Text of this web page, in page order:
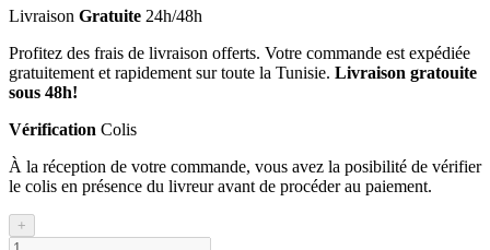
Livraison Gratuite 24h/48h
Profitez des frais de livraison offerts. Votre commande est expédiée
gratuitement et rapidement sur toute la Tunisie. Livraison gratouite
sous 48h!
Vérification Colis
À la réception de votre commande, vous avez la posibilité de vérifier
le colis en présence du livreur avant de procéder au paiement.
+